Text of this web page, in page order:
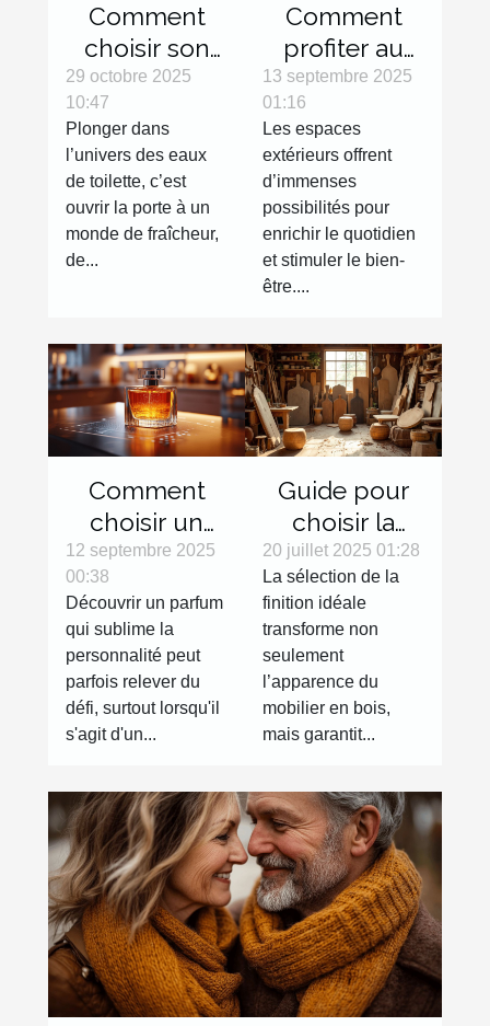
Comment
choisir son
eau de
toilette pour
une fraîcheur
durable ?
29 octobre 2025
10:47
Plonger dans
l’univers des eaux
de toilette, c’est
ouvrir la porte à un
monde de fraîcheur,
de...
Comment
profiter au
maximum
des espaces
extérieurs
avec des
activités
variées ?
13 septembre 2025
01:16
Les espaces
extérieurs offrent
d’immenses
possibilités pour
enrichir le quotidien
et stimuler le bien-
être....
Comment
choisir un
parfum en
ligne sans
l'essayer ?
12 septembre 2025
00:38
Découvrir un parfum
qui sublime la
personnalité peut
parfois relever du
défi, surtout lorsqu'il
s'agit d'un...
Guide pour
choisir la
finition
parfaite pour
votre mobilier
en bois
20 juillet 2025 01:28
La sélection de la
finition idéale
transforme non
seulement
l’apparence du
mobilier en bois,
mais garantit...